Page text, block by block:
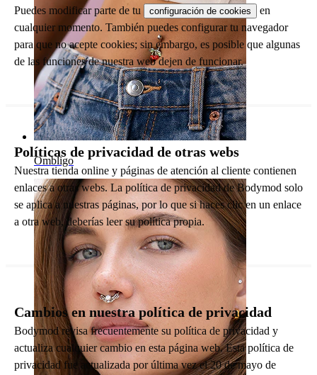
Ombligo
Puedes modificar parte de tu
configuración de cookies
en
cualquier momento. También puedes configurar tu navegador
para que no acepte cookies; sin embargo, es posible que algunas
de las funciones de nuestra web dejen de funcionar.
Políticas de privacidad de otras webs
Nuestra tienda online y páginas de atención al cliente contienen
enlaces a otras webs. La política de privacidad de Bodymod solo
se aplica a nuestras páginas, por lo que si haces clic en un enlace
a otra web, deberías leer su política propia.
Cambios en nuestra política de privacidad
Bodymod revisa frecuentemente su política de privacidad y
actualiza cualquier cambio en esta página web. Esta política de
privacidad fue actualizada por última vez el 20 de mayo de